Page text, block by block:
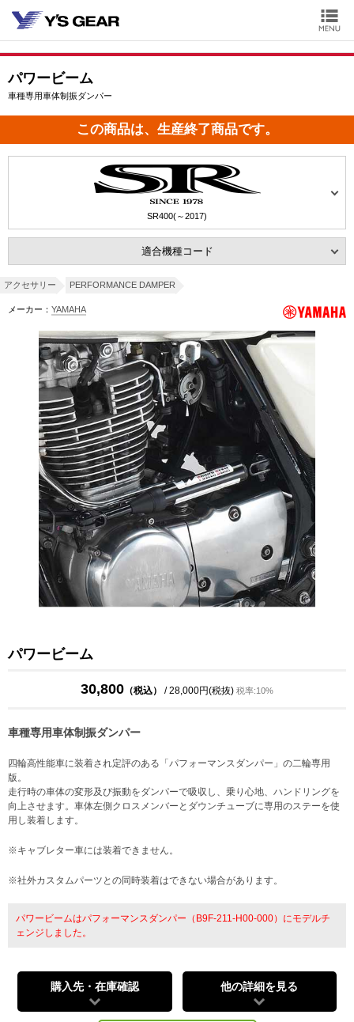
パワービーム
車種専用車体制振ダンパー
この商品は、生産終了商品です。
SR400(～2017)
適合機種コード
アクセサリー PERFORMANCE DAMPER
メーカー： YAMAHA
パワービーム
30,800 （税込） / 28,000円(税抜) 税率:10%
車種専用車体制振ダンパー
四輪高性能車に装着され定評のある「パフォーマンスダンパー」の二輪専用
版。
走行時の車体の変形及び振動をダンパーで吸収し、乗り心地、ハンドリングを
向上させます。車体左側クロスメンバーとダウンチューブに専用のステーを使
用し装着します。
※キャブレター車には装着できません。
※社外カスタムパーツとの同時装着はできない場合があります。
パワービームはパフォーマンスダンパー（B9F-211-H00-000）にモデルチ
ェンジしました。
購入先・在庫確認 他の詳細を見る